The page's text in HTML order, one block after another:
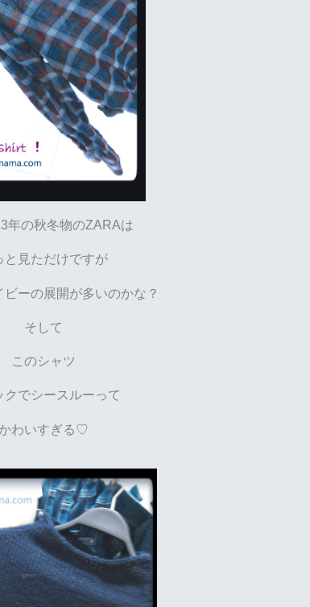
年の秋冬物のZARAは
と見ただけですが
ーの展開が多いのかな？
そして
このシャツ
クでシースルーって
わいすぎる♡